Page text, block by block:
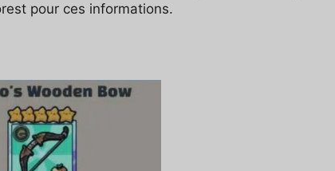
pour ces informations.